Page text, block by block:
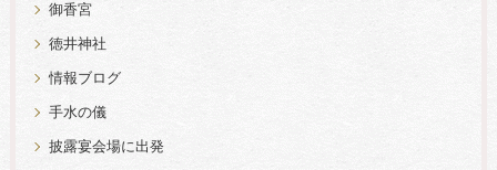
御香宮
徳井神社
情報ブログ
手水の儀
披露宴会場に出発